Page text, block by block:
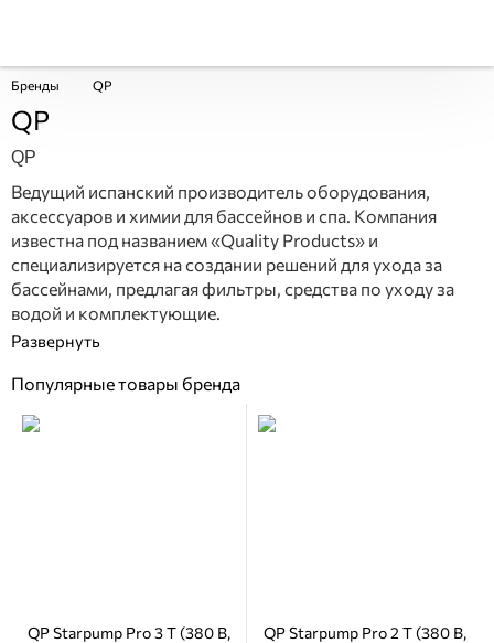
Бренды QP
QP
QP
Ведущий испанский производитель оборудования,
аксессуаров и химии для бассейнов и спа. Компания
известна под названием «Quality Products» и
специализируется на создании решений для ухода за
бассейнами, предлагая фильтры, средства по уходу за
водой и комплектующие.
Популярные товары бренда
QP Starpump Pro 3 Т (380 В,
QP Starpump Pro 2 Т (380 В,